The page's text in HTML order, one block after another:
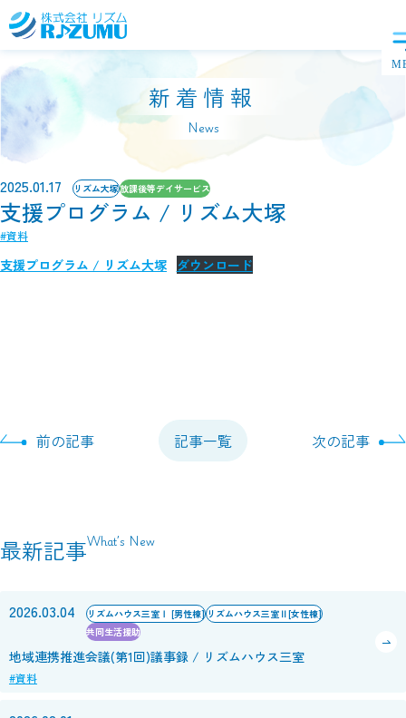
新着情報
News
2025.01.17 リズム大塚放課後等デイサービス
支援プログラム / リズム大塚
#資料
支援プログラム / リズム大塚 ダウンロード
前の記事 記事一覧 次の記事
最新記事What’s New
2026.03.04 リズムハウス三室Ⅰ [男性棟]リズムハウス三室Ⅱ[女性棟]
共同生活援助
地域連携推進会議(第1回)議事録 / リズムハウス三室
#資料